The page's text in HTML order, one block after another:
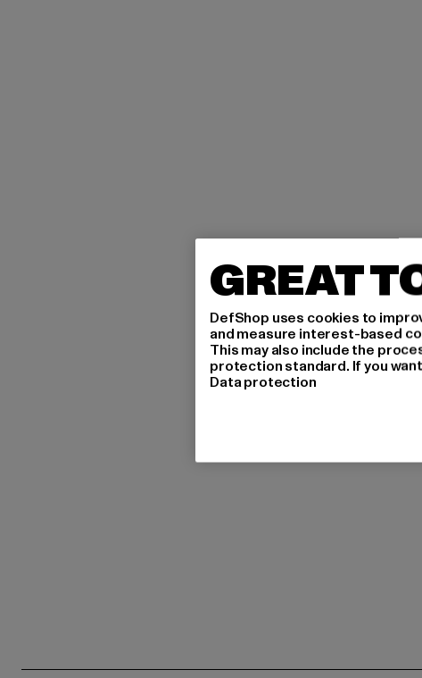
GREAT
DefShop uses cookies to
and measure interest-based
This may also include the
protection standard. If you
Data protection